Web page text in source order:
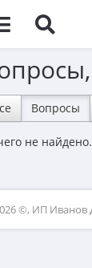
Вопросы
не найдено.
©, ИП